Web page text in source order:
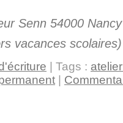
Senn 54000
vacances
| Tags :